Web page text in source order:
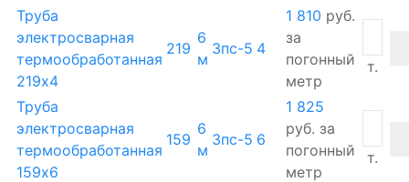
Труба
электросварная
термообработанная
219х4
219
6
м
3пс-5 4
1 810 руб.
за
погонный
метр
т.
Труба
электросварная
термообработанная
159х6
159
6
м
3пс-5 6
1 825
руб. за
погонный
метр
т.